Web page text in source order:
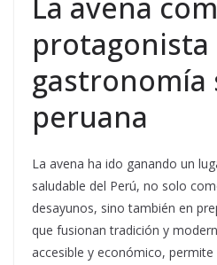
La avena
protagonista
gastronomía
peruana
La avena ha ido ganando un
saludable del Perú, no solo
desayunos, sino también en
que fusionan tradición y
accesible y económico,